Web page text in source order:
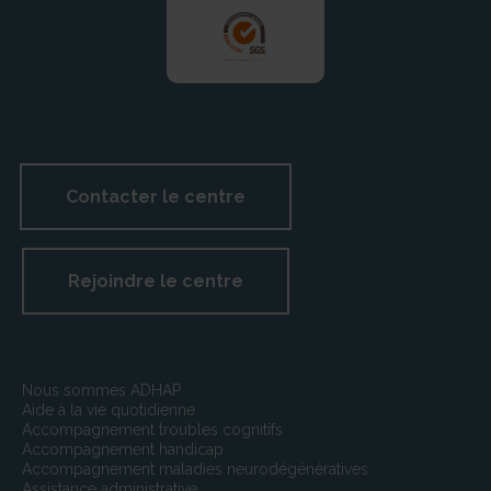
intracommunautaire : FR00492453956
5° Si son activité est soumise à un régime d’autorisation,
le nom et l’adresse de l’autorité ayant délivré celle-ci :
Professionnelle de la Mayenne. 60, rue Mac Donald –
53000 LAVAL
L.450-1, L.450-2, L450-3, L.450-4, L450-7, L450-8,
L470-1 et L.470-5
Contacter le centre
Rejoindre le centre
Nous sommes ADHAP
Aide à la vie quotidienne
Accompagnement troubles cognitifs
Accompagnement handicap
Accompagnement maladies neurodégénératives